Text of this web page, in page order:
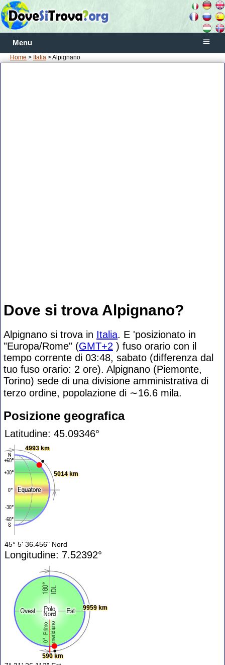
Menu
Home > Italia > Alpignano
Dove si trova Alpignano?
Alpignano si trova in Italia. E 'posizionato in
"Europa/Rome" (GMT+2 ) fuso orario con il
tempo corrente di 03:48, sabato (differenza dal
tuo fuso orario: 2 ore). Alpignano (Piemonte,
Torino) sede di una divisione amministrativa di
terzo ordine, popolazione di ∼16.6 mila.
Posizione geografica
Latitudine: 45.09346°
4993 km
5014 km
45° 5' 36.456" Nord
Longitudine: 7.52392°
590 km
9959 km